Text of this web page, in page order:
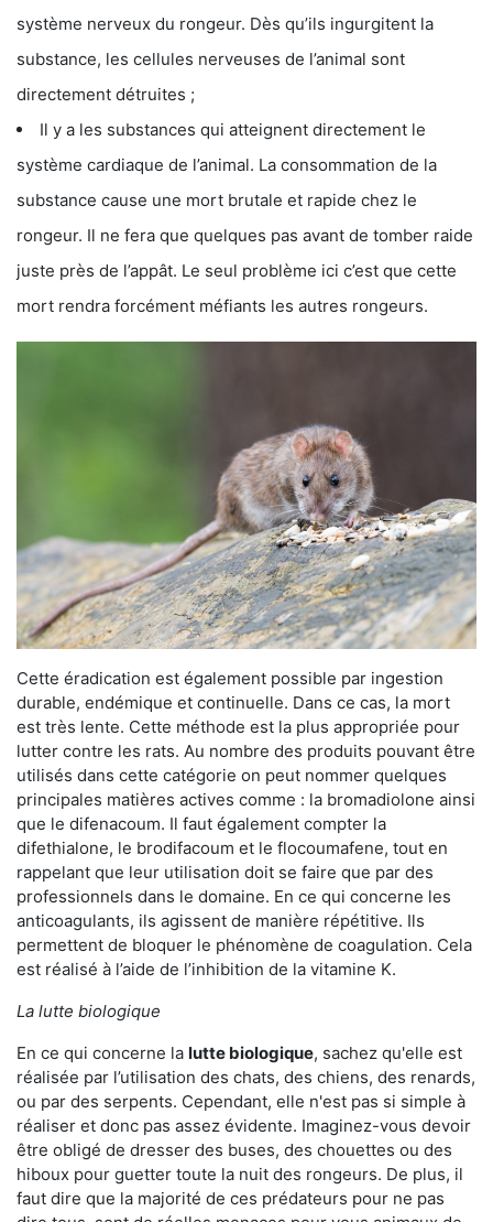
système nerveux du rongeur. Dès qu’ils ingurgitent la
substance, les cellules nerveuses de l’animal sont
directement détruites ;
Il y a les substances qui atteignent directement le
système cardiaque de l’animal. La consommation de la
substance cause une mort brutale et rapide chez le
rongeur. Il ne fera que quelques pas avant de tomber raide
juste près de l’appât. Le seul problème ici c’est que cette
mort rendra forcément méfiants les autres rongeurs.
Cette éradication est également possible par ingestion
durable, endémique et continuelle. Dans ce cas, la mort
est très lente. Cette méthode est la plus appropriée pour
lutter contre les rats. Au nombre des produits pouvant être
utilisés dans cette catégorie on peut nommer quelques
principales matières actives comme : la bromadiolone ainsi
que le difenacoum. Il faut également compter la
difethialone, le brodifacoum et le flocoumafene, tout en
rappelant que leur utilisation doit se faire que par des
professionnels dans le domaine. En ce qui concerne les
anticoagulants, ils agissent de manière répétitive. Ils
permettent de bloquer le phénomène de coagulation. Cela
est réalisé à l’aide de l’inhibition de la vitamine K.
La lutte biologique
En ce qui concerne la lutte biologique, sachez qu'elle est
réalisée par l’utilisation des chats, des chiens, des renards,
ou par des serpents. Cependant, elle n'est pas si simple à
réaliser et donc pas assez évidente. Imaginez-vous devoir
être obligé de dresser des buses, des chouettes ou des
hiboux pour guetter toute la nuit des rongeurs. De plus, il
faut dire que la majorité de ces prédateurs pour ne pas